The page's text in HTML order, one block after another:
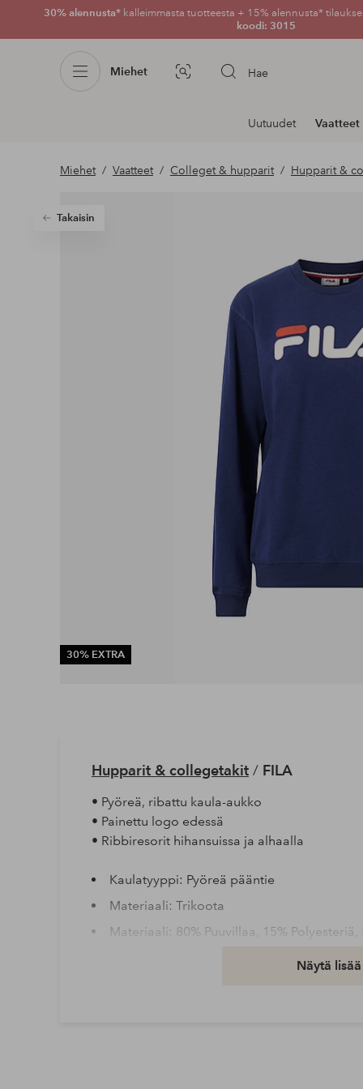
30% alennusta* kalleimmasta tuotteesta + 15% alennusta*
koodi: 3015
Miehet Kuvahaku Hae
osastoilla
Uutuudet Vaatteet
Miehet Vaatteet Colleget & hupparit Hupparit &
Takaisin
30% EXTRA
Hupparit & collegetakit/ FILA
• Pyöreä, ribattu kaula-aukko
• Painettu logo edessä
• Ribbiresorit hihansuissa ja alhaalla
Kaulatyyppi: Pyöreä pääntie
Materiaali: Trikoota
Materiaali: 80% Puuvillaa, 15% Polyesteriä,
Näytä lisää